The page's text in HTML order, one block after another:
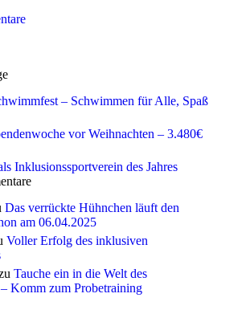
– Schwimmen für Alle, Spaß
vor Weihnachten – 3.480€
Inklusionssportverein des Jahres
Das verrückte Hühnchen läuft den
am 06.04.2025
Voller Erfolg des inklusiven
Tauche ein in die Welt des
Komm zum Probetraining